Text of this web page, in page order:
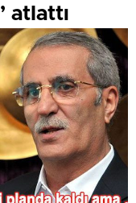
atlattı